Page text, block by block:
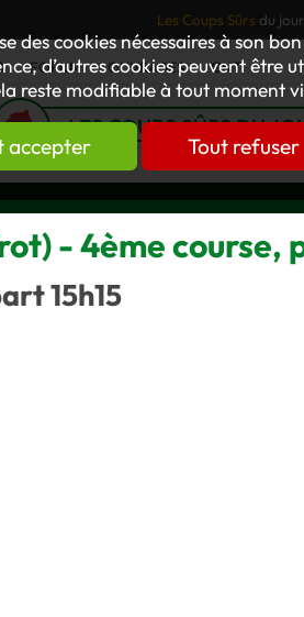
des cookies nécessaires à son
d’autres cookies peuvent être
reste modifiable à tout moment
accepter Tout refuser
Les Coups Sûrs du jour
FORUM OUVRAGES GNT
LES COUPS SÛRS DU
- 4ème
15h15